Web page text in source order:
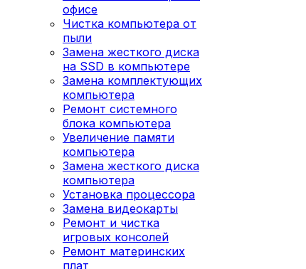
офисе
Чистка компьютера от
пыли
Замена жесткого диска
на SSD в компьютере
Замена комплектующих
компьютера
Ремонт системного
блока компьютера
Увеличение памяти
компьютера
Замена жесткого диска
компьютера
Установка процессора
Замена видеокарты
Ремонт и чистка
игровых консолей
Ремонт материнских
плат